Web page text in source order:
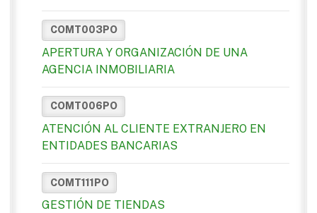
COMT003PO
APERTURA Y ORGANIZACIÓN DE UNA
AGENCIA INMOBILIARIA
COMT006PO
ATENCIÓN AL CLIENTE EXTRANJERO EN
ENTIDADES BANCARIAS
COMT111PO
GESTIÓN DE TIENDAS